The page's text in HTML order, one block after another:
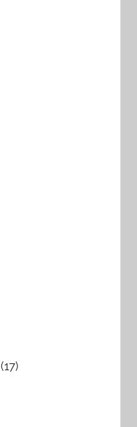
(17)